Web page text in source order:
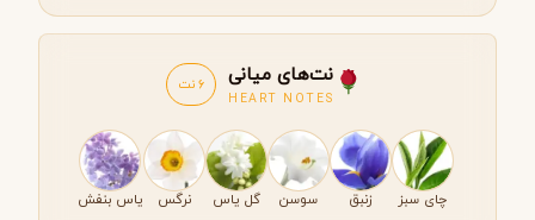
نت‌های میانی
HEART NOTES
6 نت
چای سبز زنبق سوسن گل یاس نرگس یاس بنفش